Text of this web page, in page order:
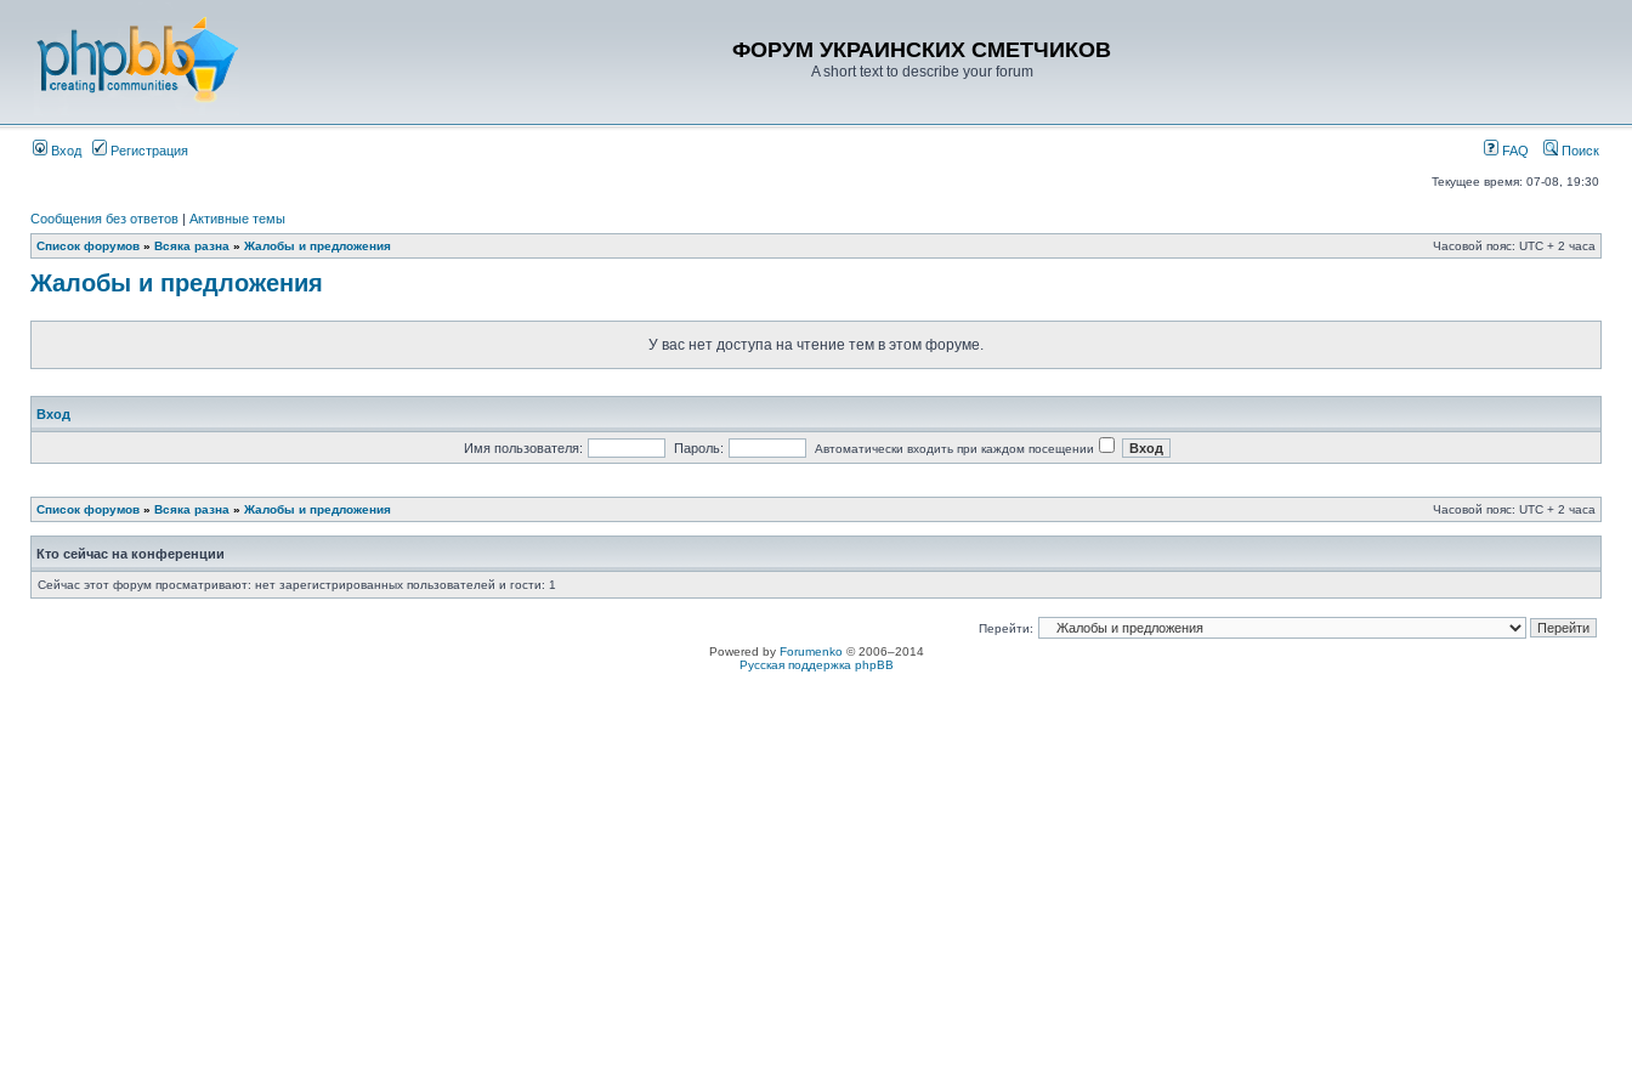
ФОРУМ УКРАИНСКИХ СМЕТЧИКОВ
A short text to describe your forum
Вход Регистрация FAQ Поиск
Текущее время: 07-08, 19:30
Сообщения без ответов | Активные темы
Список форумов » Всяка разна » Жалобы и предложения Часовой пояс: UTC + 2 часа
Жалобы и предложения
У вас нет доступа на чтение тем в этом форуме.
Вход
Имя пользователя: Пароль: Автоматически входить при каждом посещении
Список форумов » Всяка разна » Жалобы и предложения Часовой пояс: UTC + 2 часа
Кто сейчас на конференции
Сейчас этот форум просматривают: нет зарегистрированных пользователей и гости: 1
Перейти:
Powered by Forumenko© 2006–2014
Русская поддержка phpBB